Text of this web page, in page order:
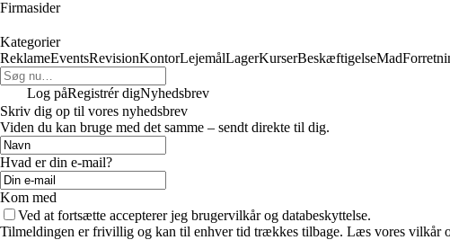
Firmasider
Kategorier
ReklameEventsRevisionKontorLejemålLagerKurserBeskæftigelseMad
Log påRegistrér digNyhedsbrev
Skriv dig op til vores nyhedsbrev
Viden du kan bruge med det samme – sendt direkte til dig.
Hvad er din e-mail?
Kom med
Ved at fortsætte accepterer jeg brugervilkår og databeskyttelse.
Tilmeldingen er frivillig og kan til enhver tid trækkes tilbage. Læs vores vilkår